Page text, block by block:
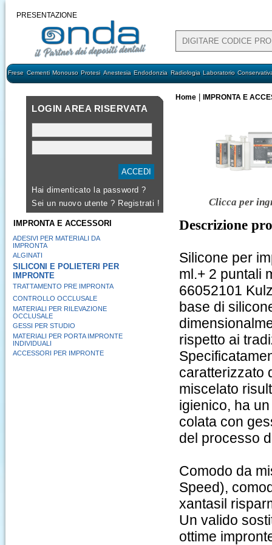
PRESENTAZIONE
Frese Cementi Monouso Protesi Anestesia Endodonzia Radiologia Laboratorio
LOGIN AREA RISERVATA
Hai dimenticato la password ?
Sei un nuovo utente ? Registrati !
IMPRONTA E ACCESSORI
ADESIVI PER MATERIALI DA
IMPRONTA
ALGINATI
SILICONI E POLIETERI PER
IMPRONTE
TRATTAMENTO PRE IMPRONTA
CONTROLLO OCCLUSALE
MATERIALI PER RILEVAZIONE
OCCLUSALE
GESSI PER STUDIO
MATERIALI PER PORTA IMPRONTE
INDIVIDUALI
ACCESSORI PER IMPRONTE
Home IMPRONTA E
Clicca per
Descrizione
Silicone per
ml.+ 2 puntali
66052101
base di
rispetto ai
caratterizzato
miscelato
igienico, ha
colata con
del processo
Comodo da
Speed),
xantasil
Un valido
ottime